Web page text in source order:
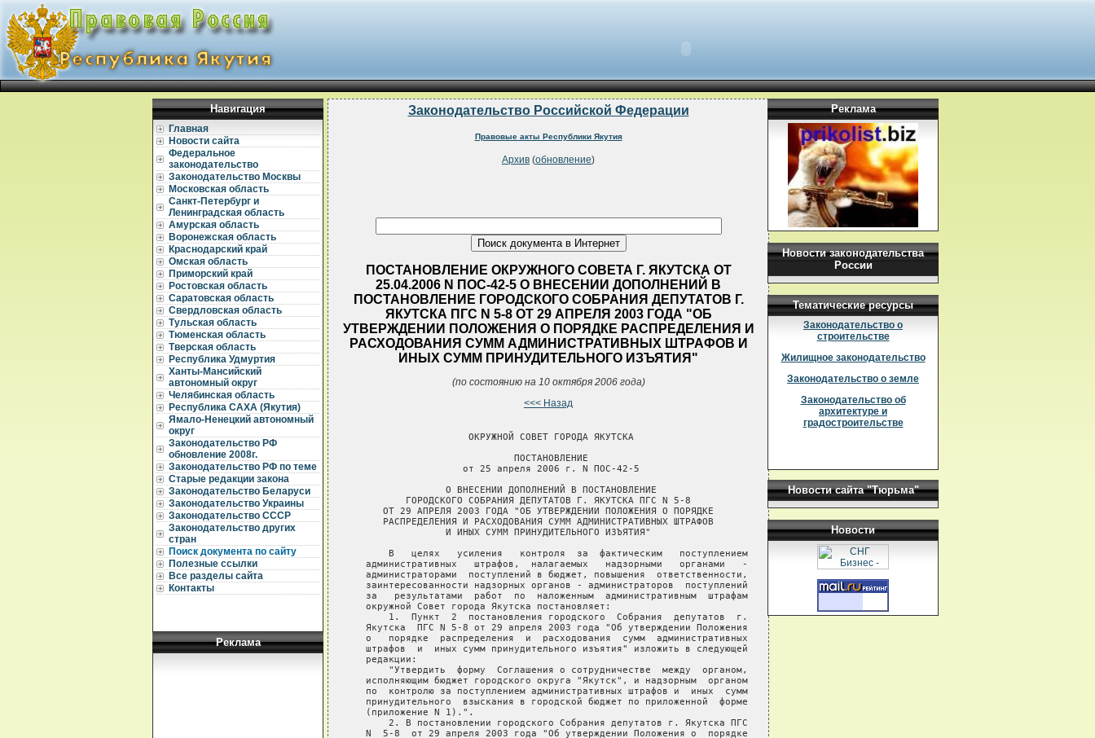
Навигация
Главная
Новости сайта
Федеральное
законодательство
Законодательство Москвы
Московская область
Санкт-Петербург и
Ленинградская область
Амурская область
Воронежская область
Краснодарский край
Омская область
Приморский край
Ростовская область
Саратовская область
Свердловская область
Тульская область
Тюменская область
Тверская область
Республика Удмуртия
Ханты-Мансийский
автономный округ
Челябинская область
Республика САХА (Якутия)
Ямало-Ненецкий автономный
округ
Законодательство РФ
обновление 2008г.
Законодательство РФ по теме
Старые редакции закона
Законодательство Беларуси
Законодательство Украины
Законодательство СССР
Законодательство других
стран
Поиск документа по сайту
Полезные ссылки
Все разделы сайта
Контакты
Реклама
Законодательство Российской Федерации
Правовые акты Республики Якутия
Архив (обновление)
ПОСТАНОВЛЕНИЕ ОКРУЖНОГО СОВЕТА Г. ЯКУТСКА ОТ
25.04.2006 N ПОС-42-5 О ВНЕСЕНИИ ДОПОЛНЕНИЙ В
ПОСТАНОВЛЕНИЕ ГОРОДСКОГО СОБРАНИЯ ДЕПУТАТОВ Г.
ЯКУТСКА ПГС N 5-8 ОТ 29 АПРЕЛЯ 2003 ГОДА "ОБ
УТВЕРЖДЕНИИ ПОЛОЖЕНИЯ О ПОРЯДКЕ РАСПРЕДЕЛЕНИЯ И
РАСХОДОВАНИЯ СУММ АДМИНИСТРАТИВНЫХ ШТРАФОВ И
ИНЫХ СУММ ПРИНУДИТЕЛЬНОГО ИЗЪЯТИЯ"
(по состоянию на 10 октября 2006 года)
<<< Назад
Реклама
Новости законодательства
России
Тематические ресурсы
Законодательство о
строительстве
Жилищное законодательство
Законодательство о земле
Законодательство об
архитектуре и
градостроительстве
Новости сайта "Тюрьма"
Новости